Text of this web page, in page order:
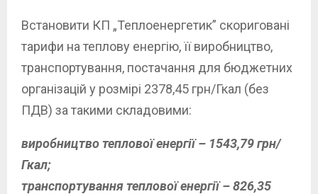
Встановити КП „Теплоенергетик” скориговані
тарифи на теплову енергію, її виробництво,
транспортування, постачання для бюджетних
організацій у розмірі 2378,45 грн/Гкал (без
ПДВ) за такими складовими:
виробництво теплової енергії – 1543,79 грн/
Гкал;
транспортування теплової енергії – 826,35